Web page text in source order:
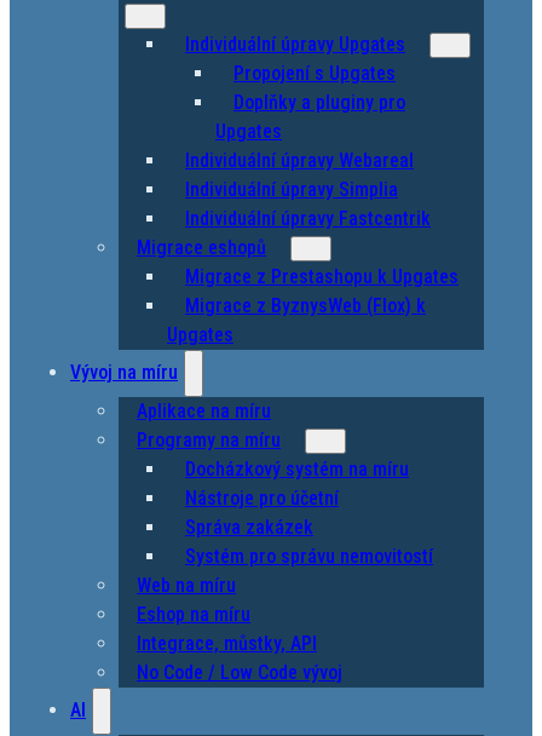
Individuální úpravy Upgates
Propojení s Upgates
Doplňky a pluginy pro
Upgates
Individuální úpravy Webareal
Individuální úpravy Simplia
Individuální úpravy Fastcentrik
Migrace eshopů
Migrace z Prestashopu k Upgates
Migrace z ByznysWeb (Flox) k
Upgates
Vývoj na míru
Aplikace na míru
Programy na míru
Docházkový systém na míru
Nástroje pro účetní
Správa zakázek
Systém pro správu nemovitostí
Web na míru
Eshop na míru
Integrace, můstky, API
No Code / Low Code vývoj
AI